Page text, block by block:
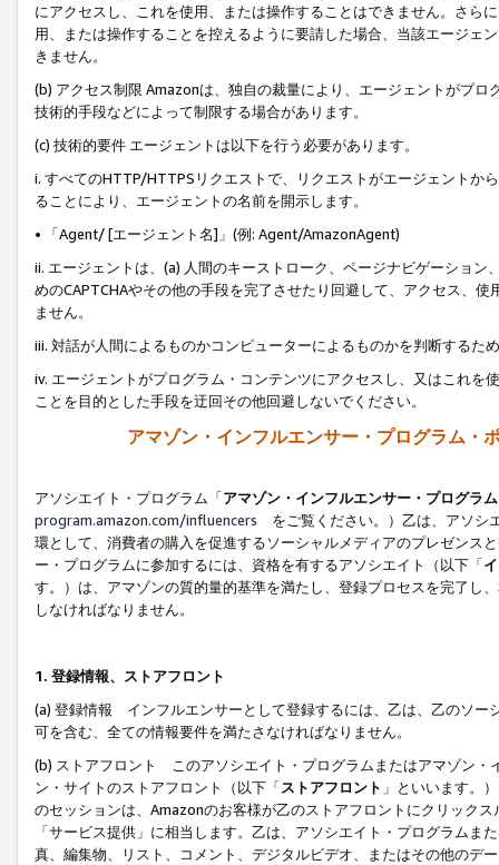
にアクセスし、これを使用、または操作することはできません。さら
用、または操作することを控えるように要請した場合、当該エージェ
きません。
(b) アクセス制限 Amazonは、独自の裁量により、エージェントがプ
技術的手段などによって制限する場合があります。
(c) 技術的要件 エージェントは以下を行う必要があります。
i. すべてのHTTP/HTTPSリクエストで、リクエストがエージェントか
ることにより、エージェントの名前を開示します。
• 「Agent/ [エージェント名]」(例: Agent/AmazonAgent)
ii. エージェントは、(a) 人間のキーストローク、ページナビゲーショ
めのCAPTCHAやその他の手段を完了させたり回避して、アクセス、
ません。
iii. 対話が人間によるものかコンピューターによるものかを判断するた
iv. エージェントがプログラム・コンテンツにアクセスし、又はこれ
ことを目的とした手段を迂回その他回避しないでください。
アマゾン・インフルエンサー・プログラム・
アソシエイト・プログラム「アマゾン・インフルエンサー・プログラム
program.amazon.com/influencers をご覧ください。）乙は、アソシ
環として、消費者の購入を促進するソーシャルメディアのプレゼンス
ー・プログラムに参加するには、資格を有するアソシエイト（以下「
す。）は、アマゾンの質的量的基準を満たし、登録プロセスを完了し、
しなければなりません。
1. 登録情報、ストアフロント
(a) 登録情報 インフルエンサーとして登録するには、乙は、乙のソー
可を含む、全ての情報要件を満たさなければなりません。
(b) ストアフロント このアソシエイト・プログラムまたはアマゾン・
ン・サイトのストアフロント（以下「ストアフロント 」といいます。
のセッションは、Amazonのお客様が乙のストアフロントにクリック
「サービス提供」に相当します。乙は、アソシエイト・プログラム
真、編集物、リスト、コメント、デジタルビデオ、またはその他のデ